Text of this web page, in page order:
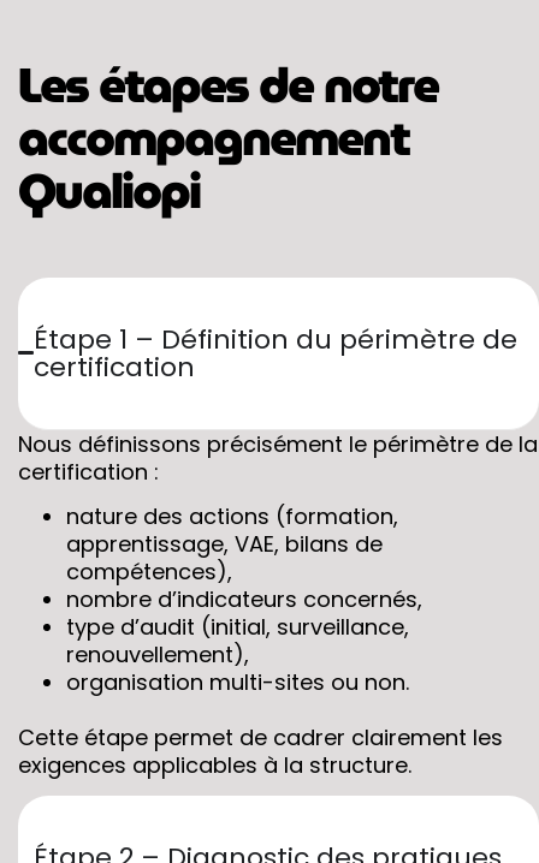
Les étapes de notre
accompagnement
Qualiopi
Étape 1 – Définition du périmètre de
certification
Nous définissons précisément le périmètre de la
certification :
nature des actions (formation,
apprentissage, VAE, bilans de
compétences),
nombre d’indicateurs concernés,
type d’audit (initial, surveillance,
renouvellement),
organisation multi-sites ou non.
Cette étape permet de cadrer clairement les
exigences applicables à la structure.